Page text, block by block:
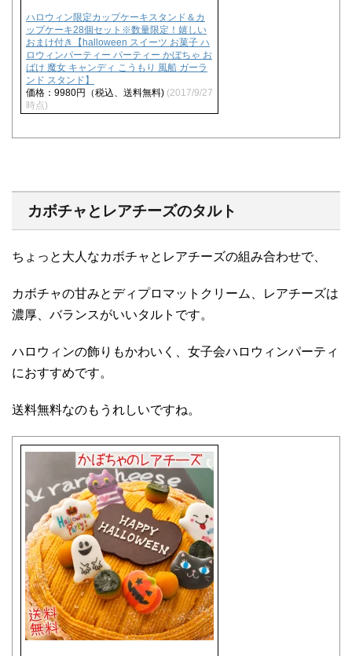
ハロウィン限定カップケーキスタンド＆カ
ップケーキ28個セット※数量限定！嬉しい
おまけ付き【halloween スイーツ お菓子 ハ
ロウィンパーティー パーティー かぼちゃ お
ばけ 魔女 キャンディ こうもり 風船 ガーラ
ンド スタンド】
価格：9980円（税込、送料無料) (2017/9/27
時点)
カボチャとレアチーズのタルト
ちょっと大人なカボチャとレアチーズの組み合わせで、
カボチャの甘みとディプロマットクリーム、レアチーズは
濃厚、バランスがいいタルトです。
ハロウィンの飾りもかわいく、女子会ハロウィンパーティ
におすすめです。
送料無料なのもうれしいですね。